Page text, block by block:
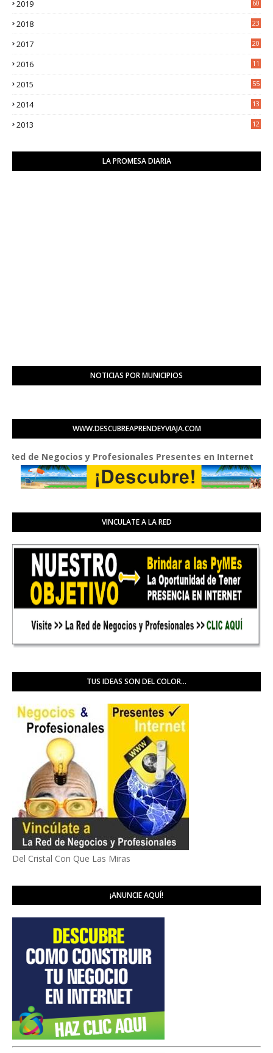
2019 60
2018
23
2017
20
2016
11
2015 55
2014
13
2013
12
LA PROMESA DIARIA
NOTICIAS POR MUNICIPIOS
WWW.DESCUBREAPRENDEYVIAJA.COM
Negocios y Profesionales Presentes en Internet
VINCULATE A LA RED
TUS IDEAS SON DEL COLOR...
Del Cristal Con Que Las Miras
¡ANUNCIE AQUÍ!